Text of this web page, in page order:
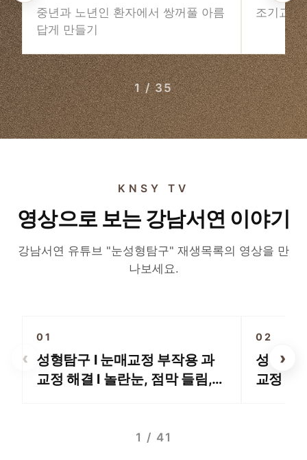
중년과 노년인 환자에서 쌍꺼풀 아름
답게 만들기
조기교정
1 / 35
KNSY TV
영상으로 보는 강남서연 이야기
강남서연 유튜브 "눈성형탐구" 재생목록의 영상을 만
나보세요.
‹ ›
01
성형탐구 I 눈매교정 부작용 과
교정 해결 l 놀란눈, 점막 들림,
02
성형탐
교정 꼭
1 / 41